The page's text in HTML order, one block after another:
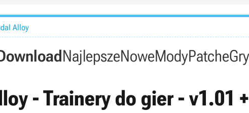
Alloy
NajlepszeNoweModyPatche
- Trainery do gier - v1.01